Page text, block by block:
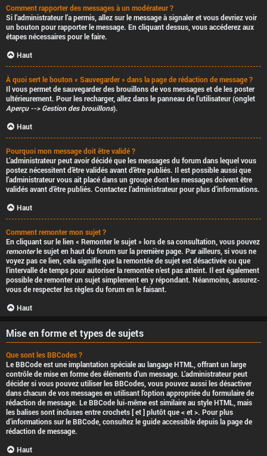
Comment rapporter des messages à un modérateur ?
Si l’administrateur l’a permis, allez sur le message à signaler et vous devriez voir
un bouton pour rapporter le message. En cliquant dessus, vous accéderez aux
étapes nécessaires pour le faire.
Haut
À quoi sert le bouton « Sauvegarder » dans la page de rédaction de message ?
Il vous permet de sauvegarder des brouillons de vos messages et de les poster
ultérieurement. Pour les recharger, allez dans le panneau de l’utilisateur (onglet
Aperçu --> Gestion des brouillons).
Haut
Pourquoi mon message doit être validé ?
L’administrateur peut avoir décidé que les messages du forum dans lequel vous
postez nécessitent d’être validés avant d’être publiés. Il est possible aussi que
l’administrateur vous ait placé dans un groupe dont les messages doivent être
validés avant d’être publiés. Contactez l’administrateur pour plus d’informations.
Haut
Comment remonter mon sujet ?
En cliquant sur le lien « Remonter le sujet » lors de sa consultation, vous pouvez
remonterle sujet en haut du forum sur la première page. Par ailleurs, si vous ne
voyez pas ce lien, cela signifie que la remontée de sujet est désactivée ou que
l’intervalle de temps pour autoriser la remontée n’est pas atteint. Il est également
possible de remonter un sujet simplement en y répondant. Néanmoins, assurez-
vous de respecter les règles du forum en le faisant.
Haut
Mise en forme et types de sujets
Que sont les BBCodes ?
Le BBCode est une implantation spéciale au langage HTML, offrant un large
contrôle de mise en forme des éléments d’un message. L’administrateur peut
décider si vous pouvez utiliser les BBCodes, vous pouvez aussi les désactiver
dans chacun de vos messages en utilisant l’option appropriée du formulaire de
rédaction de message. Le BBCode lui-même est similaire au style HTML, mais
les balises sont incluses entre crochets [ et ] plutôt que < et >. Pour plus
d’informations sur le BBCode, consultez le guide accessible depuis la page de
rédaction de message.
Haut